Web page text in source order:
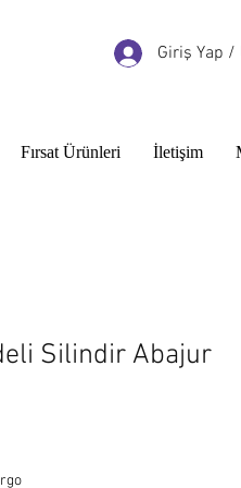
Giriş Yap /
Fırsat Ürünleri İletişim
Silindir Abajur